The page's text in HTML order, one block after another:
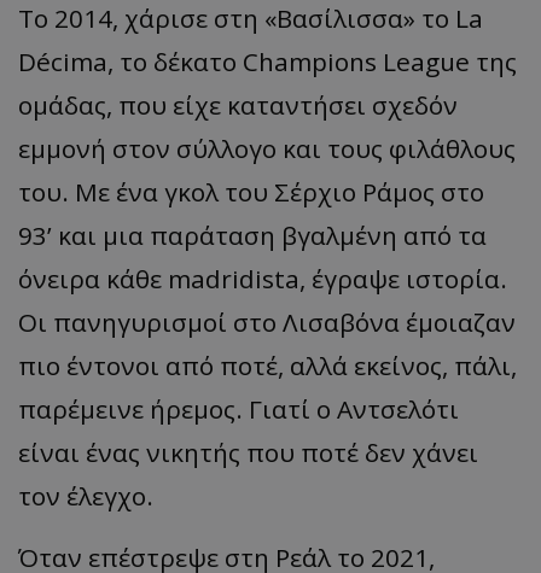
Το 2014, χάρισε στη «Βασίλισσα» το La
Décima, το δέκατο Champions League της
ομάδας, που είχε καταντήσει σχεδόν
εμμονή στον σύλλογο και τους φιλάθλους
του. Με ένα γκολ του Σέρχιο Ράμος στο
93’ και μια παράταση βγαλμένη από τα
όνειρα κάθε madridista, έγραψε ιστορία.
Οι πανηγυρισμοί στο Λισαβόνα έμοιαζαν
πιο έντονοι από ποτέ, αλλά εκείνος, πάλι,
παρέμεινε ήρεμος. Γιατί ο Αντσελότι
είναι ένας νικητής που ποτέ δεν χάνει
τον έλεγχο.
Όταν επέστρεψε στη Ρεάλ το 2021,